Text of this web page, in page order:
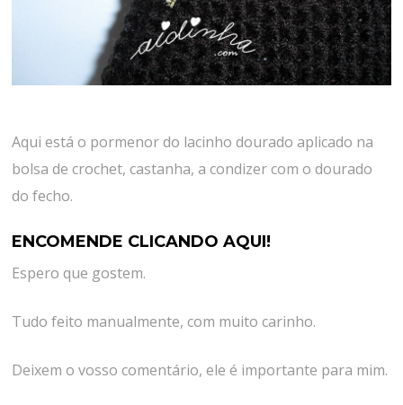
Aqui está o pormenor do lacinho dourado aplicado na
bolsa de crochet, castanha, a condizer com o dourado
do fecho.
ENCOMENDE CLICANDO AQUI!
Espero que gostem.
Tudo feito manualmente, com muito carinho.
Deixem o vosso comentário, ele é importante para mim.